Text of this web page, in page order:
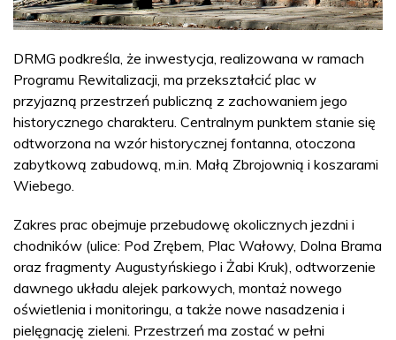
DRMG podkreśla, że inwestycja, realizowana w ramach
Programu Rewitalizacji, ma przekształcić plac w
przyjazną przestrzeń publiczną z zachowaniem jego
historycznego charakteru. Centralnym punktem stanie się
odtworzona na wzór historycznej fontanna, otoczona
zabytkową zabudową, m.in. Małą Zbrojownią i koszarami
Wiebego.
Zakres prac obejmuje przebudowę okolicznych jezdni i
chodników (ulice: Pod Zrębem, Plac Wałowy, Dolna Brama
oraz fragmenty Augustyńskiego i Żabi Kruk), odtworzenie
dawnego układu alejek parkowych, montaż nowego
oświetlenia i monitoringu, a także nowe nasadzenia i
pielęgnację zieleni. Przestrzeń ma zostać w pełni